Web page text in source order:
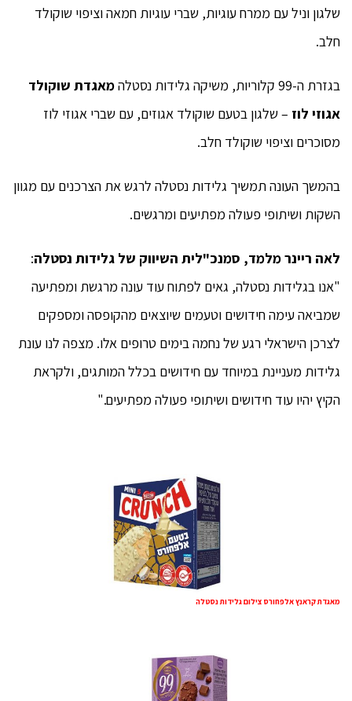
שלגון וניל עם ממרח עוגיות, שברי עוגיות חמאה וציפוי שוקולד
חלב.
בגזרת ה-99 קלוריות, משיקה גלידות נסטלה
מאגדת שוקולד
אגוזי לוז – שלגון בטעם שוקולד אגוזים, עם שברי אגוזי לוז
מסוכרים וציפוי שוקולד חלב.
בהמשך העונה תמשיך גלידות נסטלה לרגש את הצרכנים עם מגוון
השקות ושיתופי פעולה מפתיעים ומרגשים.
לאה ריינר מלמד, סמנכ"לית השיווק של גלידות נסטלה:
"אנו בגלידות נסטלה, גאים לפתוח עוד עונה מרגשת ומפתיעה
שמביאה עימה חידושים וטעמים שיוצאים מהקופסה ומספקים
לצרכן הישראלי רגע של נחמה בימים טרופים אלו. מצפה לנו עונת
גלידות מעניינת במיוחד עם חידושים בכלל המותגים, ולקראת
הקיץ יהיו עוד חידושים ושיתופי פעולה מפתיעים."
מאגדת קראנץ אלפחורס צילום גלידות נסטלה